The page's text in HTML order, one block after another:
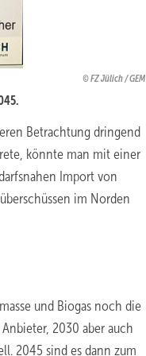
FZ Jülich / GEM
Betrachtung dringend
könnte man mit einer
Import von
im Norden
und Biogas noch die
2030 aber auch
2045 sind es dann zum